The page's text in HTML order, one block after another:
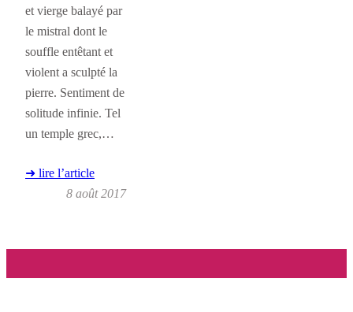
et vierge balayé par
le mistral dont le
souffle entêtant et
violent a sculpté la
pierre. Sentiment de
solitude infinie. Tel
un temple grec,…
➜ lire l’article
8 août 2017